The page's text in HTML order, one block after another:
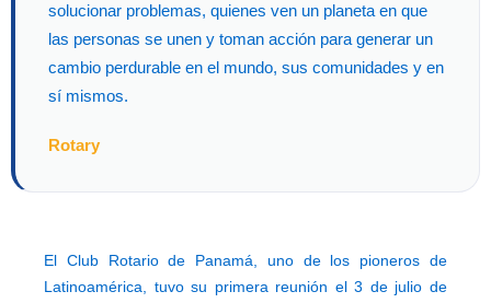
solucionar problemas, quienes ven un planeta en que
las personas se unen y toman acción para generar un
cambio perdurable en el mundo, sus comunidades y en
sí mismos.
Rotary
El Club Rotario de Panamá , uno de los pioneros de
Latinoamérica, tuvo su primera reunión el 3 de julio de